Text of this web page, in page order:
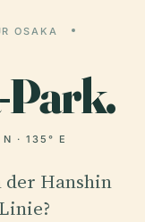
OSAKA
Park.
· 135° E
der Hanshin